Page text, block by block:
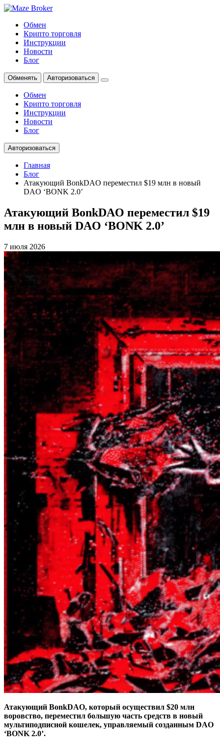
Обмен
Крипто торговля
Инструкции
Новости
Блог
Обменять Авторизоваться
Обмен
Крипто торговля
Инструкции
Новости
Блог
Авторизоваться
Главная
Блог
Атакующий BonkDAO переместил $19 млн в новый
DAO ‘BONK 2.0’
Атакующий BonkDAO переместил $19
млн в новый DAO ‘BONK 2.0’
7 июля 2026
Атакующий BonkDAO, который осуществил $20 млн
воровство, переместил большую часть средств в новый
мультиподписной кошелек, управляемый созданным DAO
‘BONK 2.0’.